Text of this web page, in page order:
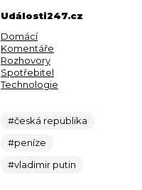
Události247.cz
Domácí
Komentáře
Rozhovory
Spotřebitel
Technologie
#česká republika
#peníze
#vladimir putin